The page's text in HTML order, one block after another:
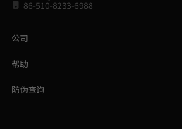
86-510-8233-6988
公司
帮助
防伪查询